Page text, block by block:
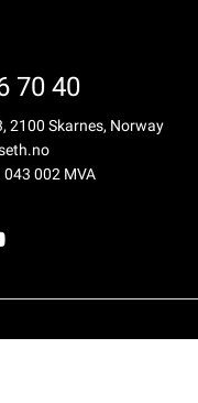
70 40
2100 Skarnes, Norway
043 002 MVA